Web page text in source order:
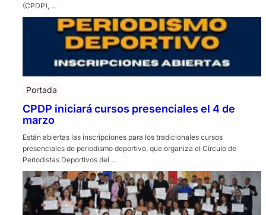
(CPDP), …
Portada
CPDP iniciará cursos presenciales el 4 de
marzo
Están abiertas las inscripciones para los tradicionales cursos
presenciales de periodismo deportivo, que organiza el Círculo de
Periodistas Deportivos del …